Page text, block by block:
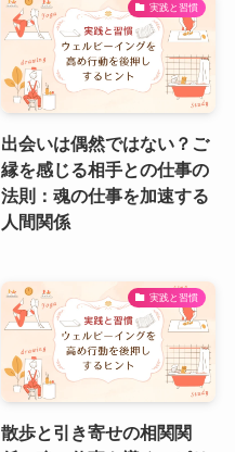
実践と習慣
出会いは偶然ではない？ご
縁を感じる相手との仕事の
法則：魂の仕事を加速する
人間関係
実践と習慣
散歩と引き寄せの相関関